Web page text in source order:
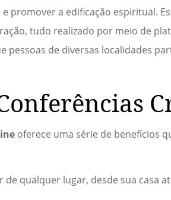
promover a edificação espiritual.
tudo realizado por meio de
pessoas de diversas localidades
oferece uma série de benefícios
de qualquer lugar, desde sua casa